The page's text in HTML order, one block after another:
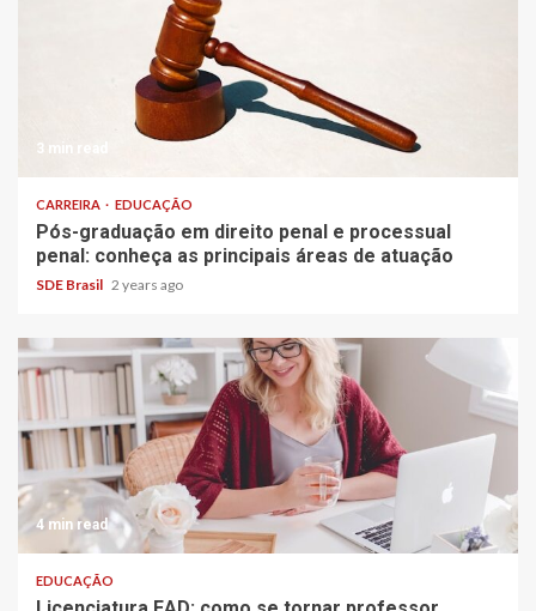
3 min read
CARREIRA EDUCAÇÃO
Pós-graduação em direito penal e processual
penal: conheça as principais áreas de atuação
SDE Brasil 2 years ago
4 min read
EDUCAÇÃO